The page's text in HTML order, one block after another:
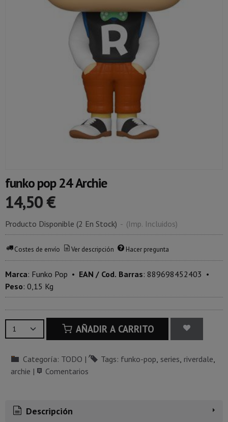
funko pop 24 Archie
14,50 €
Producto Disponible (2 En Stock) - (Imp. Incluidos)
Costes de envío Ver descripción Hacer pregunta
Marca: Funko Pop • EAN / Cod. Barras: 889698452403 •
Peso: 0,15 Kg
AÑADIR A CARRITO
Categoría: TODO | Tags: funko-pop series riverdale
archie | Comentarios
Descripción